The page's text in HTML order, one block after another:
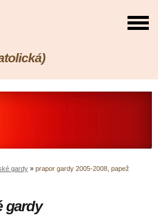
gardy » prapor gardy 2005-2008, papež
gardy